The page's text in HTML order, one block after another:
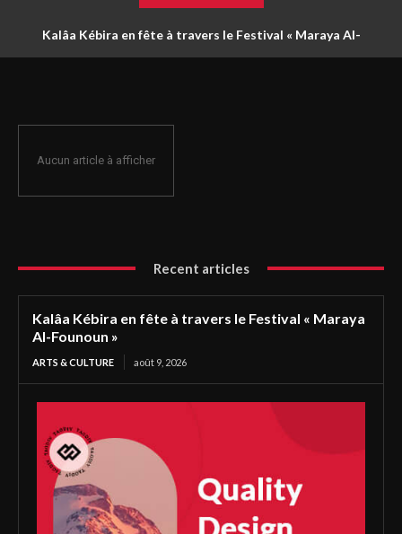
Kalâa Kébira en fête à travers le Festival « Maraya Al-
Aucun article à afficher
Recent articles
Kalâa Kébira en fête à travers le Festival « Maraya
Al-Founoun »
ARTS & CULTURE août 9, 2026